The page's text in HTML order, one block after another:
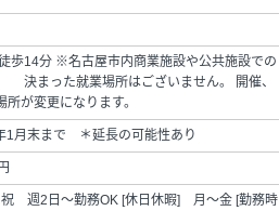
14分 ※名古屋市内商業施設や公共施設での
決まった就業場所はございません。 開催、
が変更になります。
1月末まで ＊延長の可能性あり
週2日～勤務OK [休日休暇] 月～金 [勤務時